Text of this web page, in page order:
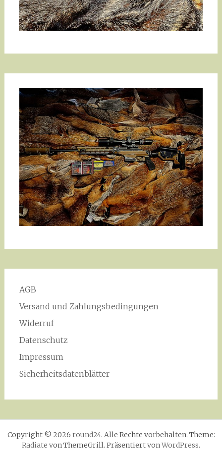
AGB
Versand und Zahlungsbedingungen
Widerruf
Datenschutz
Impressum
Sicherheitsdatenblätter
Copyright © 2026 round24. Alle Rechte vorbehalten. Theme:
Radiate von ThemeGrill. Präsentiert vonWordPress.